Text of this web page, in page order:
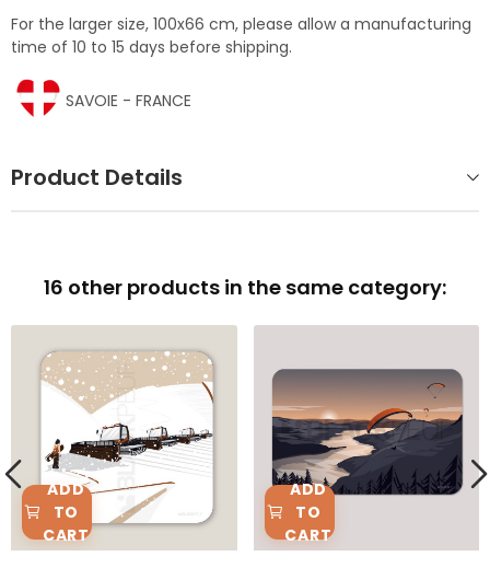
For the larger size, 100x66 cm, please allow a manufacturing
time of 10 to 15 days before shipping.
SAVOIE - FRANCE
Product Details
16 other products in the same category:
ADD
TO
CART
ADD
TO
CART